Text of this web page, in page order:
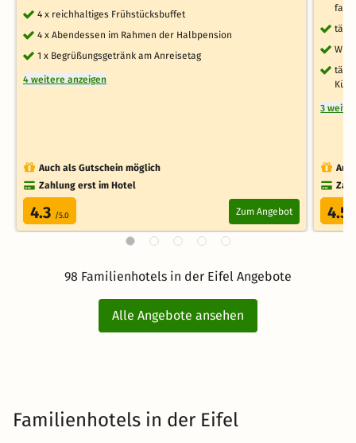
4 x reichhaltiges Frühstücksbuffet
4 x Abendessen im Rahmen der Halbpension
1 x Begrüßungsgetränk am Anreisetag
4 weitere anzeigen
Auch als Gutschein möglich
Zahlung erst im Hotel
4.3 /5.0 Zum Angebot
3
4.5
98 Familienhotels in der Eifel Angebote
Alle Angebote ansehen
Familienhotels in der Eifel